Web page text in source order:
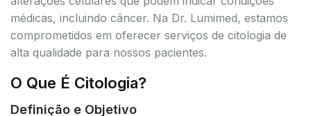
médicas, incluindo câncer. Na Dr. Lumimed, estamos
comprometidos em oferecer serviços de citologia de
alta qualidade para nossos pacientes.
O Que É Citologia?
Definição e Objetivo